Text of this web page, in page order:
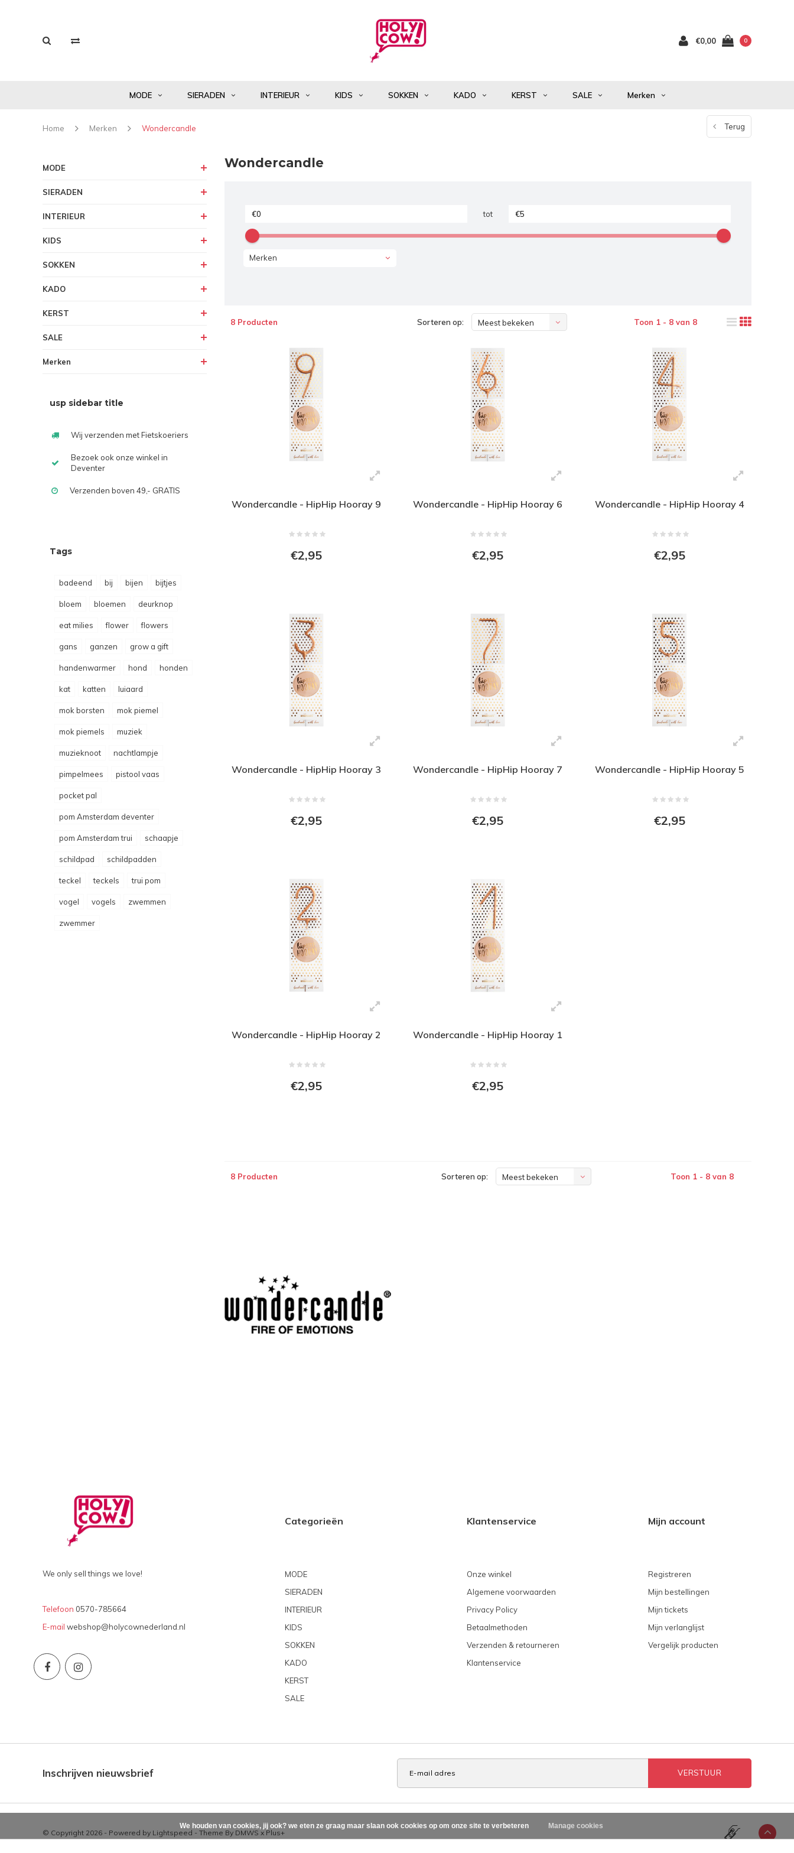
€0,00 0
MODE SIERADEN INTERIEUR KIDS SOKKEN KADO KERST SALE Merken
Home Merken Wondercandle Terug
MODE
SIERADEN
INTERIEUR
KIDS
SOKKEN
KADO
KERST
SALE
Merken
usp sidebar title
Wij verzenden met Fietskoeriers
Bezoek ook onze winkel in
Deventer
Verzenden boven 49,- GRATIS
Tags
badeend bij bijen bijtjes
bloem bloemen deurknop
eat milies flower flowers
gans ganzen grow a gift
handenwarmer hond honden
kat katten luiaard
mok borsten mok piemel
mok piemels muziek
muzieknoot nachtlampje
pimpelmees pistool vaas
pocket pal
pom Amsterdam deventer
pom Amsterdam trui schaapje
schildpad schildpadden
teckel teckels trui pom
vogel vogels zwemmen
zwemmer
Wondercandle
tot
Merken
8 Producten Sorteren op: Meest bekeken Toon 1 - 8 van 8
Wondercandle - HipHip Hooray 9
€2,95
Wondercandle - HipHip Hooray 6
€2,95
Wondercandle - HipHip Hooray 4
€2,95
Wondercandle - HipHip Hooray 3
€2,95
Wondercandle - HipHip Hooray 7
€2,95
Wondercandle - HipHip Hooray 5
€2,95
Wondercandle - HipHip Hooray 2
€2,95
Wondercandle - HipHip Hooray 1
€2,95
8 Producten Sorteren op: Meest bekeken Toon 1 - 8 van 8
We only sell things we love!
Telefoon 0570-785664
E-mail webshop@holycownederland.nl
Categorieën
MODE
SIERADEN
INTERIEUR
KIDS
SOKKEN
KADO
KERST
SALE
Klantenservice
Onze winkel
Algemene voorwaarden
Privacy Policy
Betaalmethoden
Verzenden & retourneren
Klantenservice
Mijn account
Registreren
Mijn bestellingen
Mijn tickets
Mijn verlanglijst
Vergelijk producten
Inschrijven nieuwsbrief VERSTUUR
© Copyright 2026 - Powered by Lightspeed - Theme By DMWS x Plus+
We houden van cookies, jij ook? we eten ze graag maar slaan ook cookies op om onze site te verbeteren Manage cookies